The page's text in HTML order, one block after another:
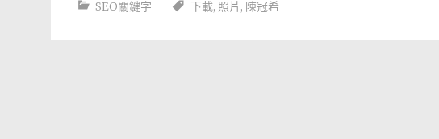
SEO關鍵字 下載, 照片 , 陳冠希